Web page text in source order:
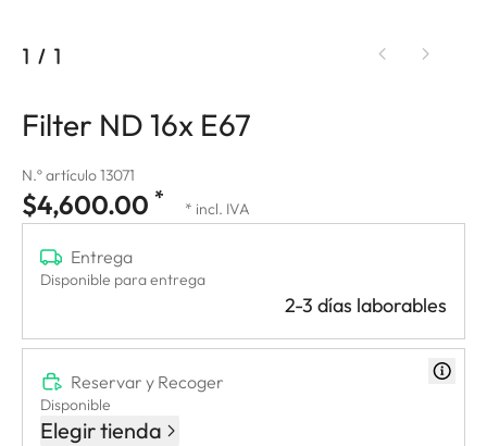
1 / 1
Filter ND 16x E67
N.º artículo 13071
$4,600.00 * * incl. IVA
Entrega
Disponible para entrega
2-3 días laborables
Reservar y Recoger
Disponible
Elegir tienda